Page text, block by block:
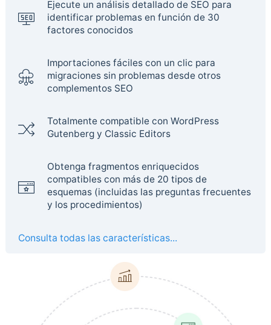
Ejecute un análisis detallado de SEO para
identificar problemas en función de 30
factores conocidos
Importaciones fáciles con un clic para
migraciones sin problemas desde otros
complementos SEO
Totalmente compatible con WordPress
Gutenberg y Classic Editors
Obtenga fragmentos enriquecidos
compatibles con más de 20 tipos de
esquemas (incluidas las preguntas frecuentes
y los procedimientos)
Consulta todas las características...